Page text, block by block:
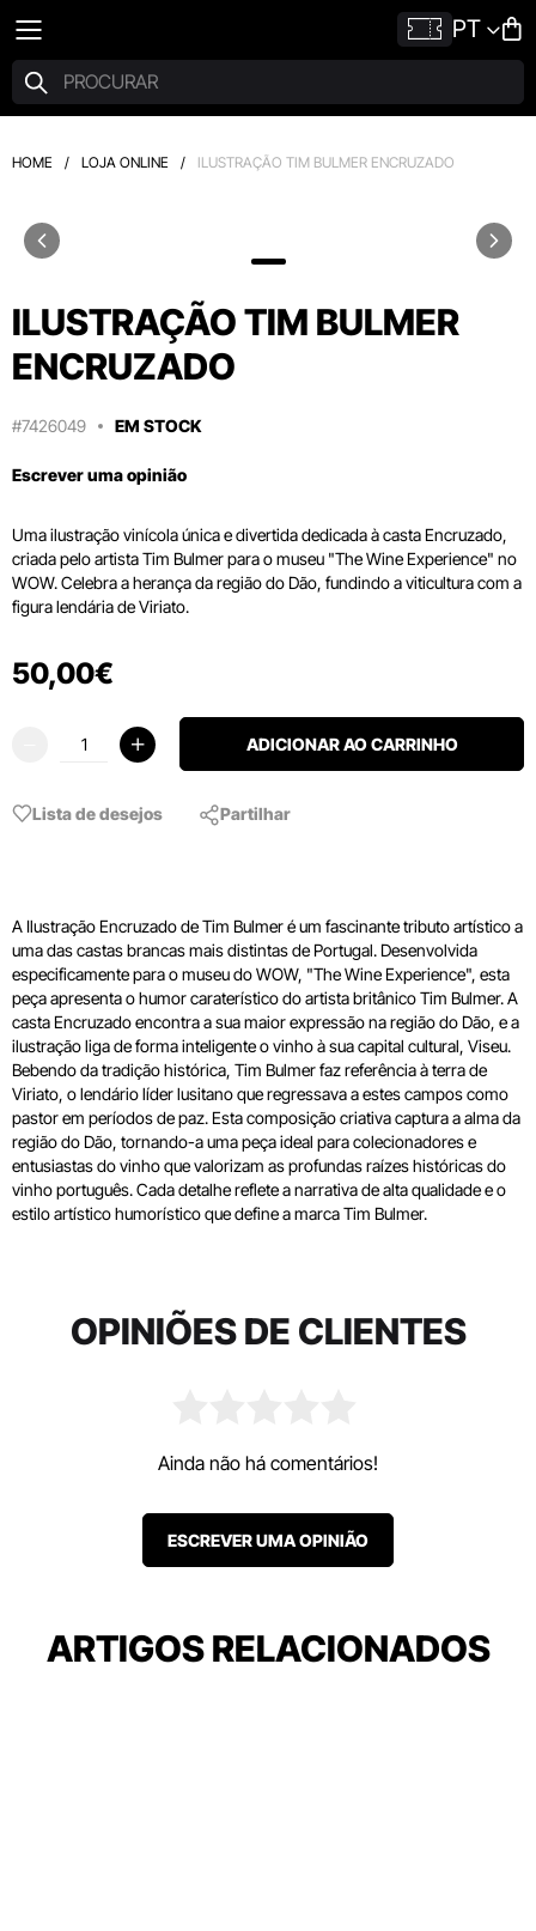
PT
HOME / LOJA ONLINE / ILUSTRAÇÃO TIM BULMER ENCRUZADO
ILUSTRAÇÃO TIM BULMER
ENCRUZADO
#7426049 EM STOCK
Escrever uma opinião
Uma ilustração vinícola única e divertida dedicada à casta Encruzado,
criada pelo artista Tim Bulmer para o museu "The Wine Experience" no
WOW. Celebra a herança da região do Dão, fundindo a viticultura com a
figura lendária de Viriato.
50,00€
ADICIONAR AO CARRINHO
Lista de desejos Partilhar
A Ilustração Encruzado de Tim Bulmer é um fascinante tributo artístico a
uma das castas brancas mais distintas de Portugal. Desenvolvida
especificamente para o museu do WOW, "The Wine Experience", esta
peça apresenta o humor caraterístico do artista britânico Tim Bulmer. A
casta Encruzado encontra a sua maior expressão na região do Dão, e a
ilustração liga de forma inteligente o vinho à sua capital cultural, Viseu.
Bebendo da tradição histórica, Tim Bulmer faz referência à terra de
Viriato, o lendário líder lusitano que regressava a estes campos como
pastor em períodos de paz. Esta composição criativa captura a alma da
região do Dão, tornando-a uma peça ideal para colecionadores e
entusiastas do vinho que valorizam as profundas raízes históricas do
vinho português. Cada detalhe reflete a narrativa de alta qualidade e o
estilo artístico humorístico que define a marca Tim Bulmer.
OPINIÕES DE CLIENTES
Ainda não há comentários!
ESCREVER UMA OPINIÃO
ARTIGOS RELACIONADOS